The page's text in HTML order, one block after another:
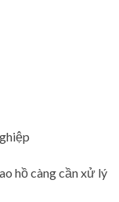
hồ càng cần xử lý